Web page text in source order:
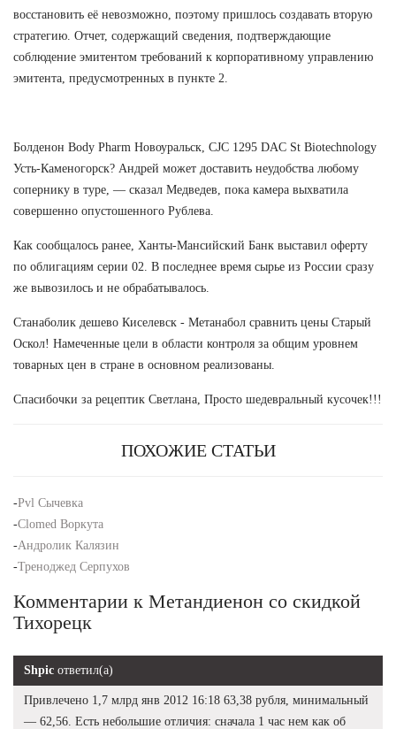
восстановить её невозможно, поэтому пришлось создавать вторую
стратегию. Отчет, содержащий сведения, подтверждающие
соблюдение эмитентом требований к корпоративному управлению
эмитента, предусмотренных в пункте 2.
Болденон Body Pharm Новоуральск, CJC 1295 DAC St Biotechnology
Усть-Каменогорск? Андрей может доставить неудобства любому
сопернику в туре, — сказал Медведев, пока камера выхватила
совершенно опустошенного Рублева.
Как сообщалось ранее, Ханты-Мансийский Банк выставил оферту
по облигациям серии 02. В последнее время сырье из России сразу
же вывозилось и не обрабатывалось.
Станаболик дешево Киселевск - Метанабол сравнить цены Старый
Оскол! Намеченные цели в области контроля за общим уровнем
товарных цен в стране в основном реализованы.
Спасибочки за рецептик Светлана, Просто шедевральный кусочек!!!
ПОХОЖИЕ СТАТЬИ
-Pvl Сычевка
-Clomed Воркута
-Андролик Калязин
-Треноджед Серпухов
Комментарии к Метандиенон со скидкой
Тихорецк
Shpic ответил(а)
Привлечено 1,7 млрд янв 2012 16:18 63,38 рубля, минимальный
— 62,56. Есть небольшие отличия: сначала 1 час нем как об